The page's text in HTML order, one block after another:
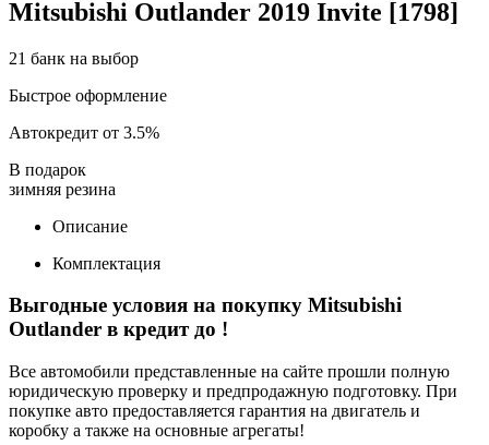
Mitsubishi Outlander 2019 Invite [1798]
21 банк на выбор
Быстрое оформление
Автокредит от 3.5%
В подарок
зимняя резина
Описание
Комплектация
Выгодные условия на покупку Mitsubishi
Outlander в кредит до !
Все автомобили представленные на сайте прошли полную
юридическую проверку и предпродажную подготовку. При
покупке авто предоставляется гарантия на двигатель и
коробку а также на основные агрегаты!